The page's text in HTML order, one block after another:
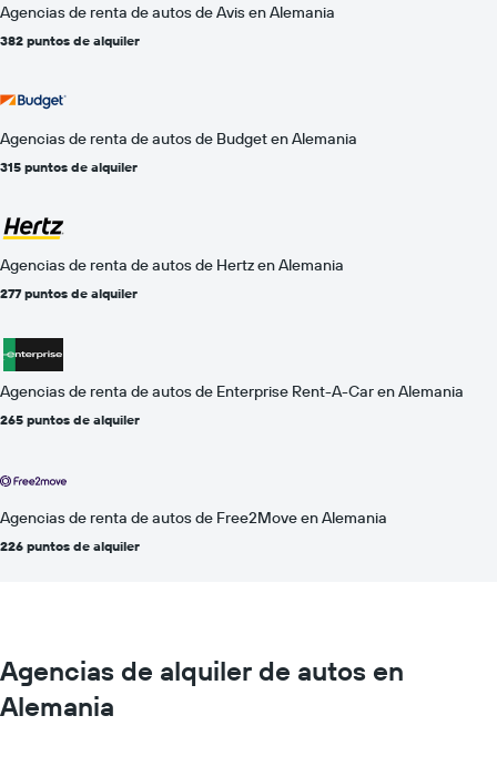
Agencias de renta de autos de Avis en Alemania
382 puntos de alquiler
Agencias de renta de autos de Budget en Alemania
315 puntos de alquiler
Agencias de renta de autos de Hertz en Alemania
277 puntos de alquiler
Agencias de renta de autos de Enterprise Rent-A-Car en Alemania
265 puntos de alquiler
Agencias de renta de autos de Free2Move en Alemania
226 puntos de alquiler
Agencias de alquiler de autos en
Alemania